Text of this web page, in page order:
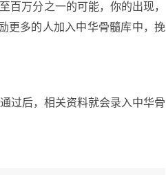
百万分之一的可能，你的出现，
更多的人加入中华骨髓库中，挽
过后，相关资料就会录入中华骨